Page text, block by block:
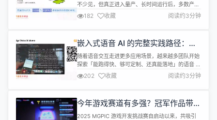
不少见，但真正进入量产、长时间运行后，多数产品
依旧会在续航、稳定性、开发周期等环节出现落差。
走访行业案例时，一个普遍感受愈发清晰：AI 能否落
地，不只靠模型本身，还取决于低功耗能力以及能否
力难以坚持到用户的真实使用周期。一旦电量不足，
语音唤醒、实时识别等功能就...
182 收藏 阅读约3分钟
嵌入式语音 AI 的完整实践路径：从
设备到云的真实工程经验
随着语音交互走进更多应用场景，越来越多团队开始
探索「能跑得快、够可定制、还真能落地」的语音 AI
代理。而下面这份分享带来了一条完整的工程路径：
从硬件到流式处理，再到端云协同，让语音 AI 真正
具备可用性。 在现实工程中，语音 AI 的实现大致有
私好、响应快，但设备需要更强的算力。 远程服务，
设备只负责录音和播...
202 收藏 阅读约3分钟
今年游戏赛道有多强？冠军作品带你
看懂 2025 MGPIC 游戏赛道
2025 MGPIC 游戏开发挑战赛自启动以来，共吸引